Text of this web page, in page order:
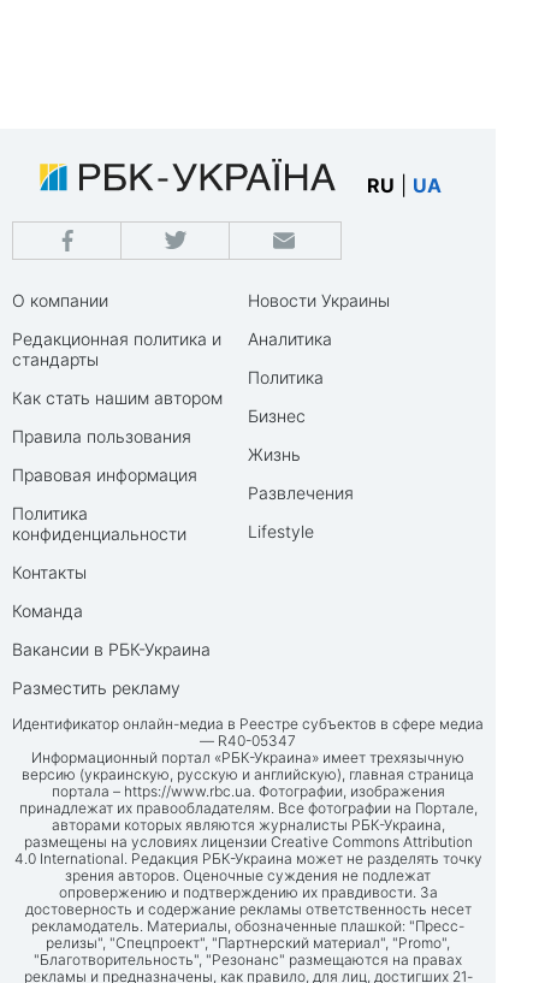
RU UA
О компании
Редакционная политика и
стандарты
Как стать нашим автором
Правила пользования
Правовая информация
Политика
конфиденциальности
Контакты
Команда
Вакансии в РБК-Украина
Разместить рекламу
Новости Украины
Аналитика
Политика
Бизнес
Жизнь
Развлечения
Lifestyle
Идентификатор онлайн-медиа в Реестре субъектов в сфере медиа
— R40-05347
Информационный портал «РБК-Украина» имеет трехязычную
версию (украинскую, русскую и английскую), главная страница
портала – https://www.rbc.ua. Фотографии, изображения
принадлежат их правообладателям. Все фотографии на Портале,
авторами которых являются журналисты РБК-Украина,
размещены на условиях лицензии Creative Commons Attribution
4.0 International. Редакция РБК-Украина может не разделять точку
зрения авторов. Оценочные суждения не подлежат
опровержению и подтверждению их правдивости. За
достоверность и содержание рекламы ответственность несет
рекламодатель. Материалы, обозначенные плашкой: "Пресс-
релизы", "Спецпроект", "Партнерский материал", "Promo",
"Благотворительность", "Резонанс" размещаются на правах
рекламы и предназначены, как правило, для лиц, достигших 21-